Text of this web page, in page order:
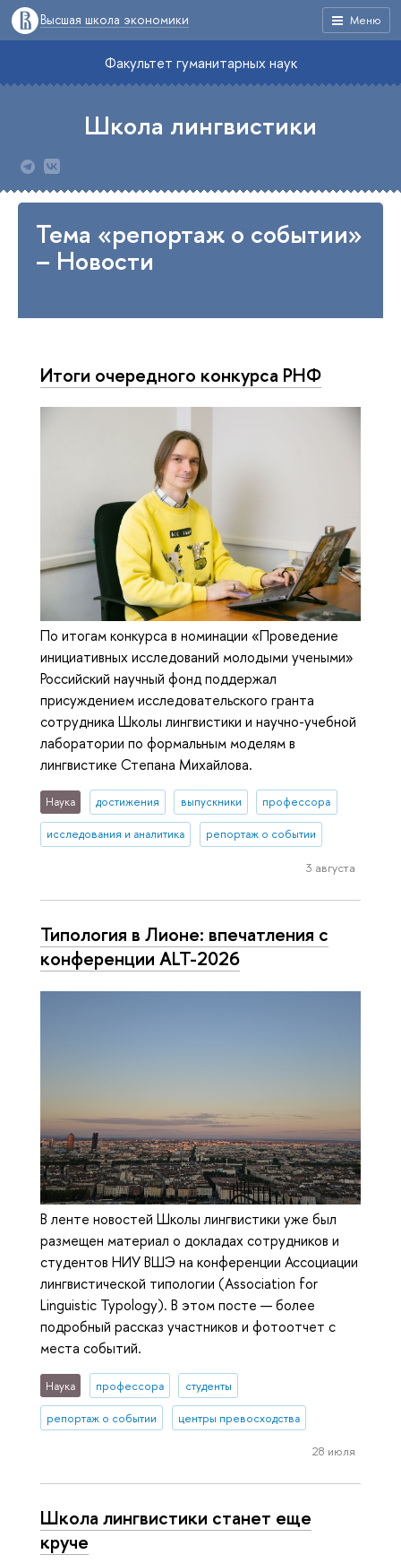
Меню
Высшая школа экономики
Факультет гуманитарных наук
Школа лингвистики
Тема «репортаж о событии»
– Новости
Итоги очередного конкурса РНФ
По итогам конкурса в номинации «Проведение
инициативных исследований молодыми учеными»
Российский научный фонд поддержал
присуждением исследовательского гранта
сотрудника Школы лингвистики и научно-учебной
лаборатории по формальным моделям в
лингвистике Степана Михайлова.
Наука достижения выпускники профессора
исследования и аналитика репортаж о событии
3 августа
Типология в Лионе: впечатления с
конференции ALT-2026
В ленте новостей Школы лингвистики уже был
размещен материал о докладах сотрудников и
студентов НИУ ВШЭ на конференции Ассоциации
лингвистической типологии (Association for
Linguistic Typology). В этом посте — более
подробный рассказ участников и фотоотчет с
места событий.
Наука профессора студенты
репортаж о событии центры превосходства
28 июля
Школа лингвистики станет еще
круче